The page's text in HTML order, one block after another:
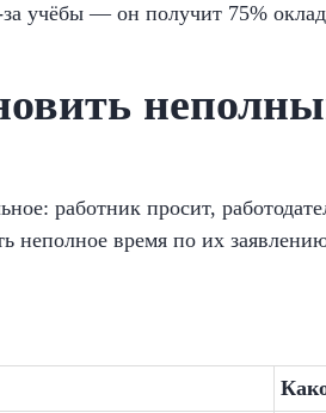
учёбы — он получит 75%
работник просит,
неполное время по их